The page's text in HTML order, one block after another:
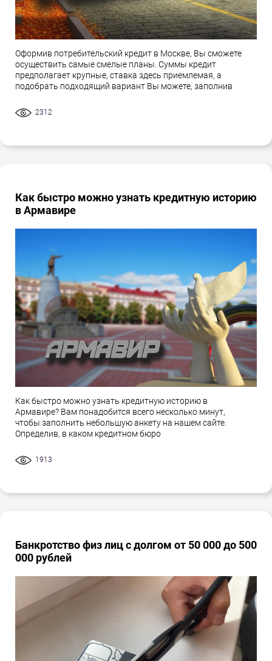
Оформив потребительский кредит в Москве, Вы сможете
осуществить самые смелые планы. Суммы кредит
предполагает крупные, ставка здесь приемлемая, а
подобрать подходящий вариант Вы можете, заполнив
2312
Как быстро можно узнать кредитную историю
в Армавире
Как быстро можно узнать кредитную историю в
Армавире? Вам понадобится всего несколько минут,
чтобы заполнить небольшую анкету на нашем сайте.
Определив, в каком кредитном бюро
1913
Банкротство физ лиц с долгом от 50 000 до 500
000 рублей